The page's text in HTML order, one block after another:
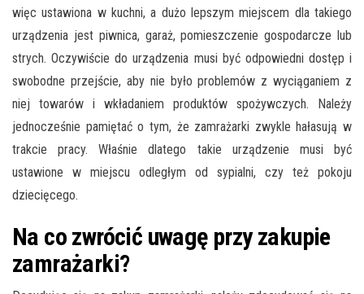
więc ustawiona w kuchni, a dużo lepszym miejscem dla takiego
urządzenia jest piwnica, garaż, pomieszczenie gospodarcze lub
strych. Oczywiście do urządzenia musi być odpowiedni dostęp i
swobodne przejście, aby nie było problemów z wyciąganiem z
niej towarów i wkładaniem produktów spożywczych. Należy
jednocześnie pamiętać o tym, że zamrażarki zwykle hałasują w
trakcie pracy. Właśnie dlatego takie urządzenie musi być
ustawione w miejscu odległym od sypialni, czy też pokoju
dziecięcego.
Na co zwrócić uwagę przy zakupie
zamrażarki?